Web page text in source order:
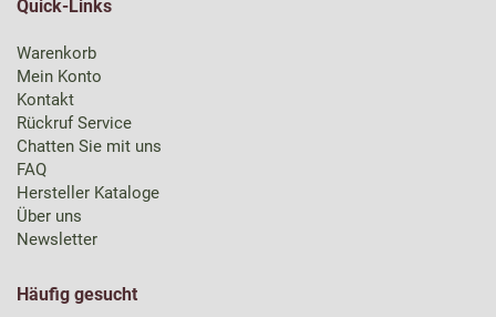
Quick-Links
Warenkorb
Mein Konto
Kontakt
Rückruf Service
Chatten Sie mit uns
FAQ
Hersteller Kataloge
Über uns
Newsletter
Häufig gesucht